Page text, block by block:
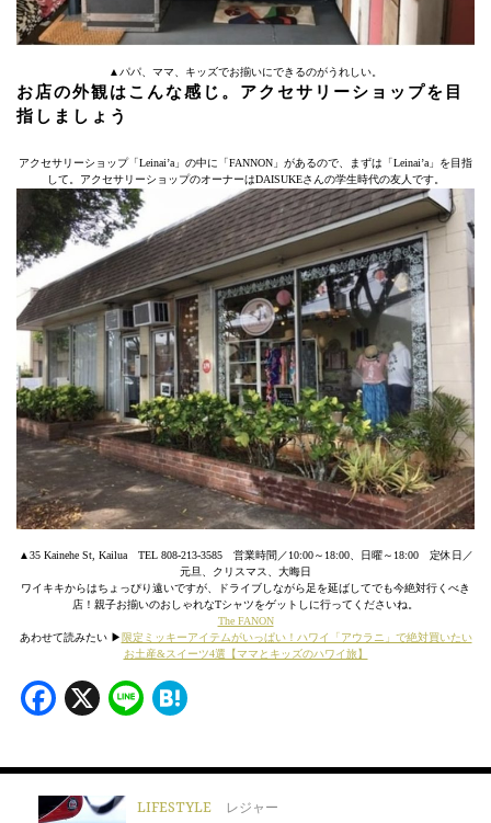
▲パパ、ママ、キッズでお揃いにできるのがうれしい。
お店の外観はこんな感じ。アクセサリーショップを目
指しましょう
アクセサリーショップ「Leinai’a」の中に「FANNON」があるので、まずは「Leinai’a」を目指
して。アクセサリーショップのオーナーはDAISUKEさんの学生時代の友人です。
▲35 Kainehe St, Kailua TEL 808-213-3585 営業時間／10:00～18:00、日曜～18:00 定休日／
元旦、クリスマス、大晦日
ワイキキからはちょっぴり遠いですが、ドライブしながら足を延ばしてでも今絶対行くべき
店！親子お揃いのおしゃれなTシャツをゲットしに行ってくださいね。
The FANON
あわせて読みたい ▶︎ 限定ミッキーアイテムがいっぱい！ハワイ「アウラニ」で絶対買いたい
お土産&スイーツ4選【ママとキッズのハワイ旅】
Facebook
X Line
LIFESTYLE レジャー